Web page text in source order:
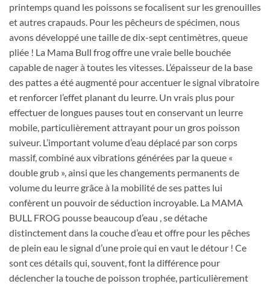
printemps quand les poissons se focalisent sur les grenouilles
et autres crapauds. Pour les pêcheurs de spécimen, nous
avons développé une taille de dix-sept centimètres, queue
pliée ! La Mama Bull frog offre une vraie belle bouchée
capable de nager à toutes les vitesses. L’épaisseur de la base
des pattes a été augmenté pour accentuer le signal vibratoire
et renforcer l’effet planant du leurre. Un vrais plus pour
effectuer de longues pauses tout en conservant un leurre
mobile, particulièrement attrayant pour un gros poisson
suiveur. L’important volume d’eau déplacé par son corps
massif, combiné aux vibrations générées par la queue «
double grub », ainsi que les changements permanents de
volume du leurre grâce à la mobilité de ses pattes lui
confèrent un pouvoir de séduction incroyable. La MAMA
BULL FROG pousse beaucoup d’eau , se détache
distinctement dans la couche d’eau et offre pour les pêches
de plein eau le signal d’une proie qui en vaut le détour ! Ce
sont ces détails qui, souvent, font la différence pour
déclencher la touche de poisson trophée, particulièrement